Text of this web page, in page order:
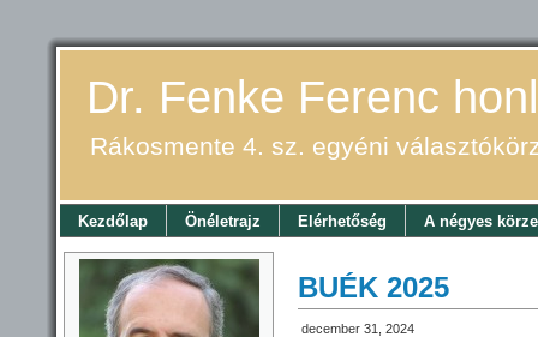
Dr. Fenke Ferenc
Rákosmente 4. sz. egyéni
Kezdőlap Önéletrajz Elérhetőség A négyes
BUÉK 2025
december 31, 2024